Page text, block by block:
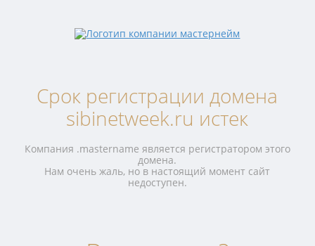
Срок регистрации домена
sibinetweek.ru истек
Компания .mastername является регистратором этого
домена.
Нам очень жаль, но в настоящий момент сайт
недоступен.